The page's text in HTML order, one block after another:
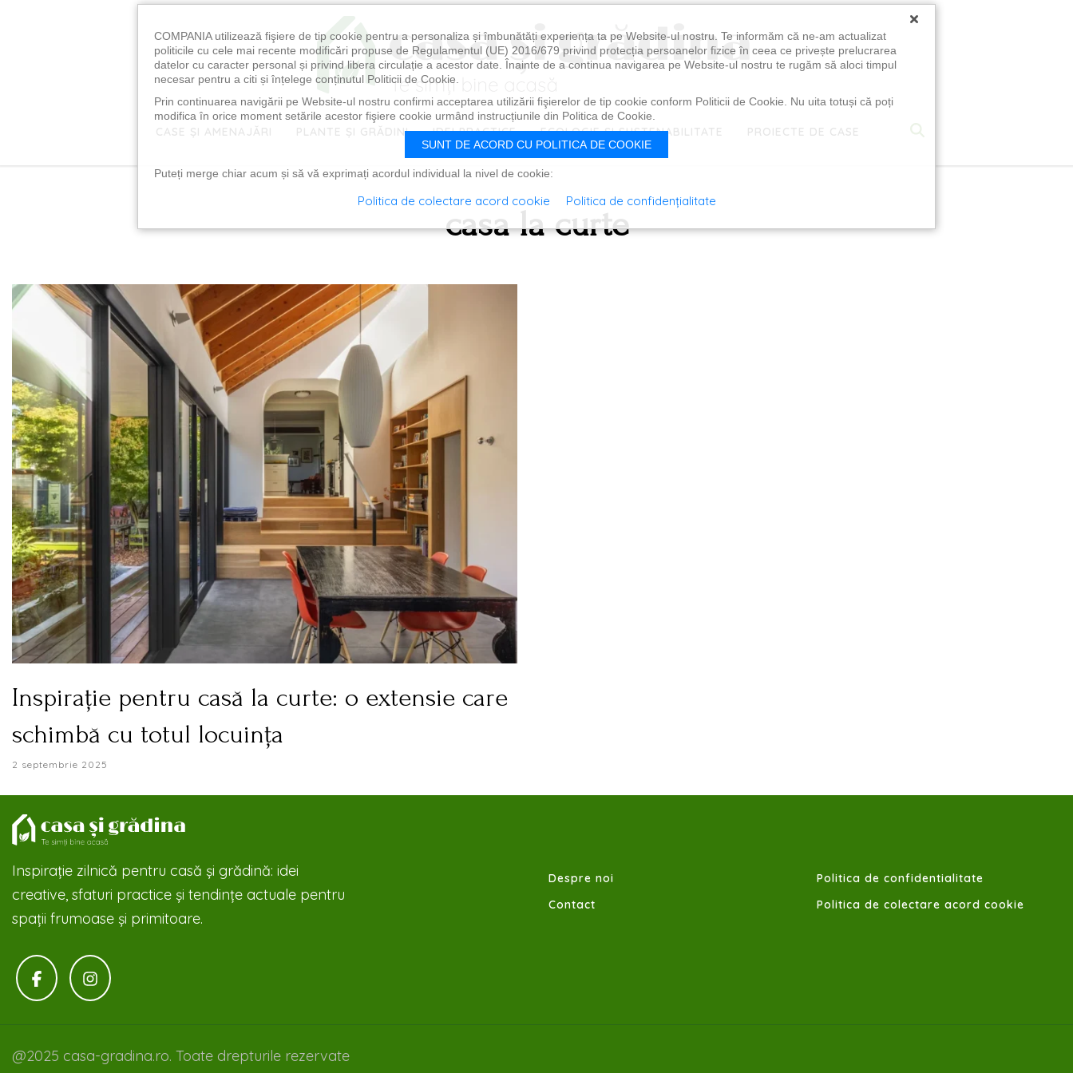
CASE ȘI AMENAJĂRI PLANTE ȘI GRĂDINI IDEI PRACTICE ECOLOGIE ȘI SUSTENABILITATE PROIECTE DE CASE
casa la curte
Inspirație pentru casă la curte: o extensie care
schimbă cu totul locuința
2 septembrie 2025
Inspirație zilnică pentru casă și grădină: idei
creative, sfaturi practice și tendințe actuale pentru
spații frumoase și primitoare.
Despre noi
Contact
Politica de confidentialitate
Politica de colectare acord cookie
@2025 casa-gradina.ro. Toate drepturile rezervate
×
COMPANIA utilizează fişiere de tip cookie pentru a personaliza și îmbunătăți experiența ta pe Website-ul nostru. Te informăm că ne-am actualizat
politicile cu cele mai recente modificări propuse de Regulamentul (UE) 2016/679 privind protecția persoanelor fizice în ceea ce privește prelucrarea
datelor cu caracter personal și privind libera circulație a acestor date. Înainte de a continua navigarea pe Website-ul nostru te rugăm să aloci timpul
necesar pentru a citi și înțelege conținutul Politicii de Cookie.
Prin continuarea navigării pe Website-ul nostru confirmi acceptarea utilizării fişierelor de tip cookie conform Politicii de Cookie. Nu uita totuși că poți
modifica în orice moment setările acestor fişiere cookie urmând instrucțiunile din Politica de Cookie.
SUNT DE ACORD CU POLITICA DE COOKIE
Puteți merge chiar acum și să vă exprimați acordul individual la nivel de cookie:
Politica de colectare acord cookie Politica de confidențialitate